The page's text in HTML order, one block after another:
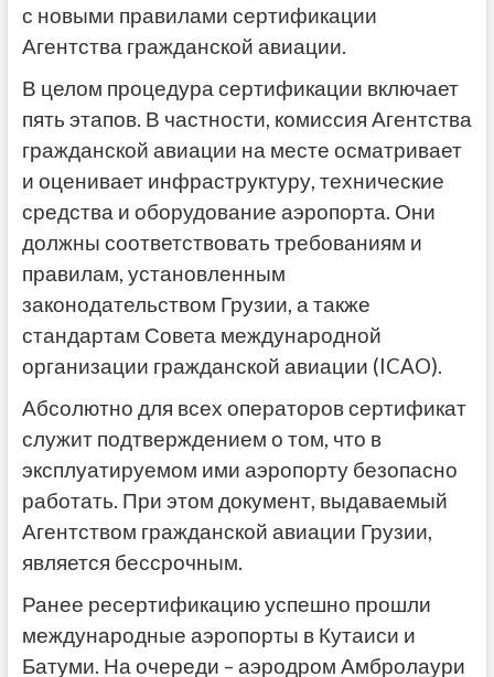
с новыми правилами сертификации
Агентства гражданской авиации.
В целом процедура сертификации включает
пять этапов. В частности, комиссия Агентства
гражданской авиации на месте осматривает
и оценивает инфраструктуру, технические
средства и оборудование аэропорта. Они
должны соответствовать требованиям и
правилам, установленным
законодательством Грузии, а также
стандартам Совета международной
организации гражданской авиации (ICAO).
Абсолютно для всех операторов сертификат
служит подтверждением о том, что в
эксплуатируемом ими аэропорту безопасно
работать. При этом документ, выдаваемый
Агентством гражданской авиации Грузии,
является бессрочным.
Ранее ресертификацию успешно прошли
международные аэропорты в Кутаиси и
Батуми. На очереди – аэродром Амбролаури